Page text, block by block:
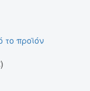
το προϊόν